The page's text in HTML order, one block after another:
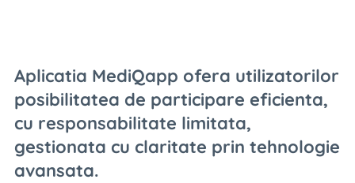
Aplicatia MediQapp ofera utilizatorilor
posibilitatea de participare eficienta,
cu responsabilitate limitata,
gestionata cu claritate prin tehnologie
avansata.